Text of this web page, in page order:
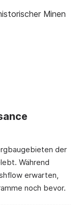
der
Während
erwarten,
noch bevor.